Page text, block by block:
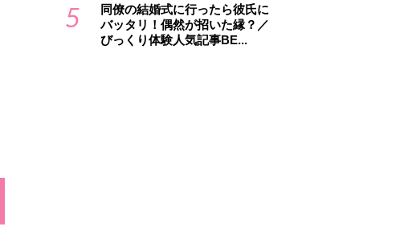
5
同僚の結婚式に行ったら彼氏に
バッタリ！偶然が招いた縁？／
びっくり体験人気記事BE...